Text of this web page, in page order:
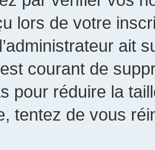
lors de votre
ait
courant de
pour réduire la
tentez de vous